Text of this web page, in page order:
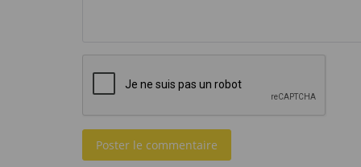
Poster le commentaire